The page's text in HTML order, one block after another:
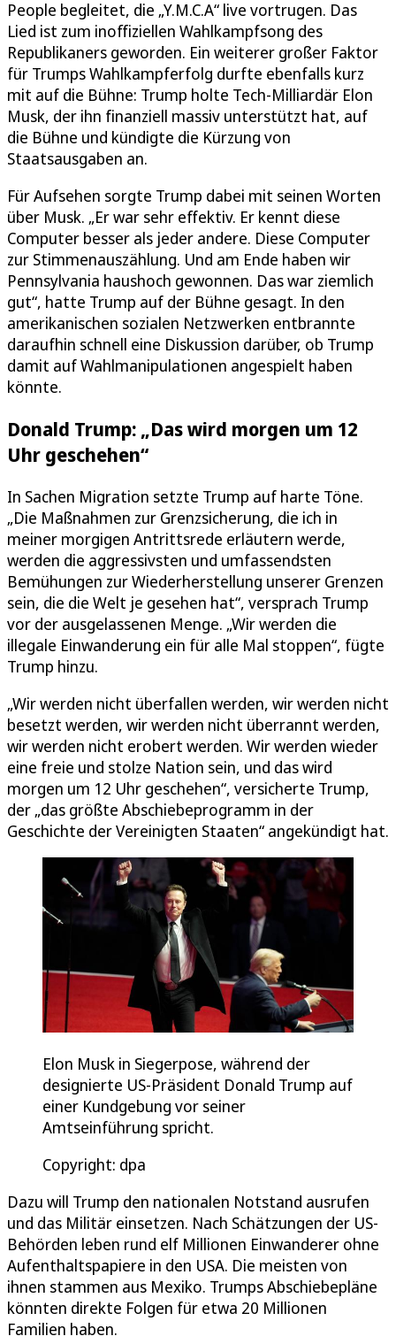
People begleitet, die „Y.M.C.A“ live vortrugen. Das
Lied ist zum inoffiziellen Wahlkampfsong des
Republikaners geworden. Ein weiterer großer Faktor
für Trumps Wahlkampferfolg durfte ebenfalls kurz
mit auf die Bühne: Trump holte Tech-Milliardär Elon
Musk, der ihn finanziell massiv unterstützt hat, auf
die Bühne und kündigte die Kürzung von
Staatsausgaben an.
Für Aufsehen sorgte Trump dabei mit seinen Worten
über Musk. „Er war sehr effektiv. Er kennt diese
Computer besser als jeder andere. Diese Computer
zur Stimmenauszählung. Und am Ende haben wir
Pennsylvania haushoch gewonnen. Das war ziemlich
gut“, hatte Trump auf der Bühne gesagt. In den
amerikanischen sozialen Netzwerken entbrannte
daraufhin schnell eine Diskussion darüber, ob Trump
damit auf Wahlmanipulationen angespielt haben
könnte.
Donald Trump: „Das wird morgen um 12
Uhr geschehen“
In Sachen Migration setzte Trump auf harte Töne.
„Die Maßnahmen zur Grenzsicherung, die ich in
meiner morgigen Antrittsrede erläutern werde,
werden die aggressivsten und umfassendsten
Bemühungen zur Wiederherstellung unserer Grenzen
sein, die die Welt je gesehen hat“, versprach Trump
vor der ausgelassenen Menge. „Wir werden die
illegale Einwanderung ein für alle Mal stoppen“, fügte
Trump hinzu.
„Wir werden nicht überfallen werden, wir werden nicht
besetzt werden, wir werden nicht überrannt werden,
wir werden nicht erobert werden. Wir werden wieder
eine freie und stolze Nation sein, und das wird
morgen um 12 Uhr geschehen“, versicherte Trump,
der „das größte Abschiebeprogramm in der
Geschichte der Vereinigten Staaten“ angekündigt hat.
Elon Musk in Siegerpose, während der
designierte US-Präsident Donald Trump auf
einer Kundgebung vor seiner
Amtseinführung spricht.
Copyright: dpa
Dazu will Trump den nationalen Notstand ausrufen
und das Militär einsetzen. Nach Schätzungen der US-
Behörden leben rund elf Millionen Einwanderer ohne
Aufenthaltspapiere in den USA. Die meisten von
ihnen stammen aus Mexiko. Trumps Abschiebepläne
könnten direkte Folgen für etwa 20 Millionen
Familien haben.